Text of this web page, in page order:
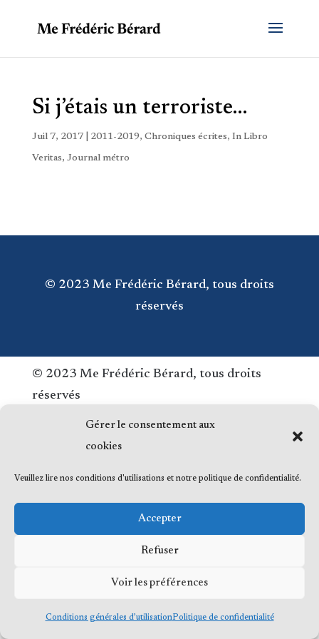
Gérer le consentement aux
cookies
Veuillez lire nos conditions d'utilisations et notre politique de confidentialité.
Accepter
Refuser
Voir les préférences
Conditions générales d’utilisationPolitique de confidentialité
Si j’étais un terroriste…
Juil 7, 2017| 2011-2019, Chroniques écrites, In Libro
Veritas, Journal métro
© 2023 Me Frédéric Bérard, tous droits
réservés
© 2023 Me Frédéric Bérard, tous droits
réservés